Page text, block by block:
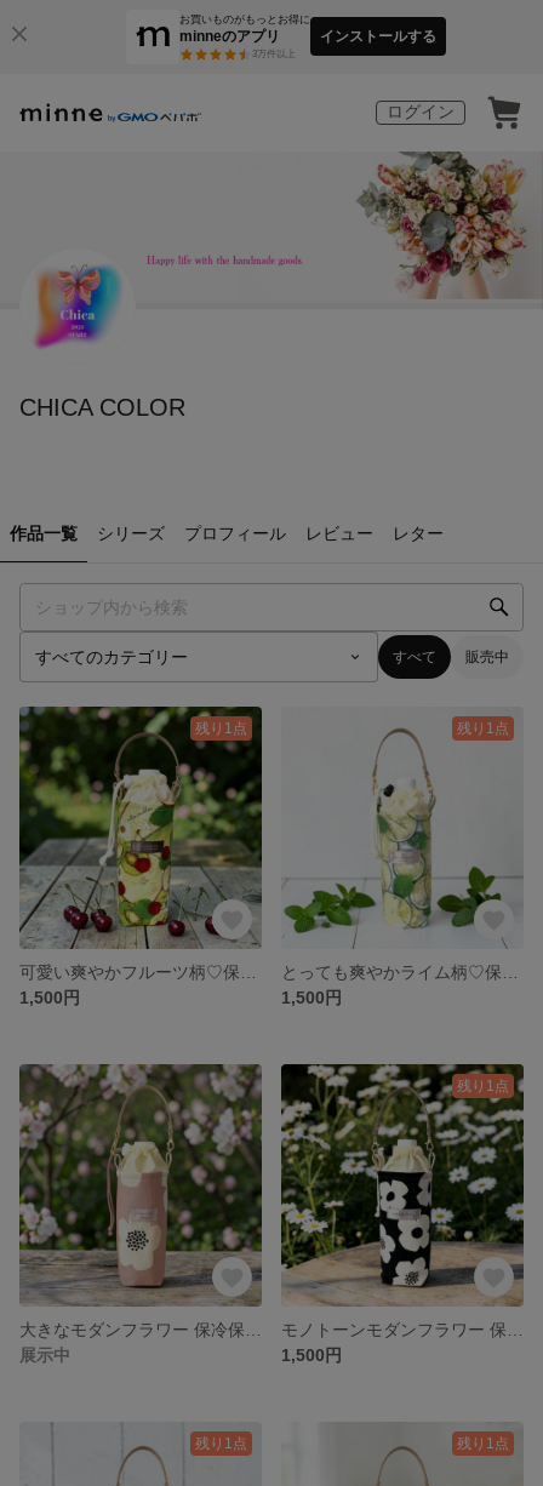
お買いものがもっとお得に
minneのアプリ
3万件以上
インストールする
ログイン
CHICA COLOR
作品一覧 シリーズ プロフィール レビュー レター
すべて 販売中
残り1点
1,500円
残り1点
1,500円
展示中
残り1点
1,500円
残り1点 残り1点